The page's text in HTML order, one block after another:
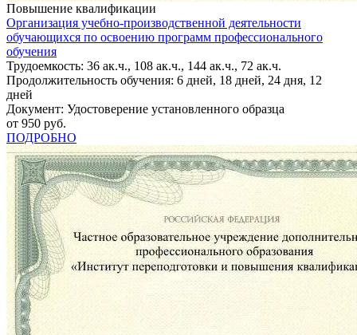
Повышение квалификации
Организация учебно-производственной деятельности
обучающихся по освоению программ профессионального
обучения
Трудоемкость: 36 ак.ч., 108 ак.ч., 144 ак.ч., 72 ак.ч.
Продолжительность обучения: 6 дней, 18 дней, 24 дня, 12
дней
Документ: Удостоверение установленного образца
от 950 руб.
ПОДРОБНО